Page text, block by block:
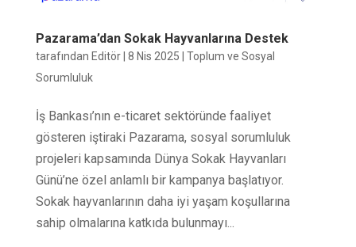
Pazarama’dan Sokak Hayvanlarına Destek
tarafından Editör| 8 Nis 2025
Toplum ve Sosyal
Sorumluluk
İş Bankası’nın e-ticaret sektöründe faaliyet
gösteren iştiraki Pazarama, sosyal sorumluluk
projeleri kapsamında Dünya Sokak Hayvanları
Günü’ne özel anlamlı bir kampanya başlatıyor.
Sokak hayvanlarının daha iyi yaşam koşullarına
sahip olmalarına katkıda bulunmayı...